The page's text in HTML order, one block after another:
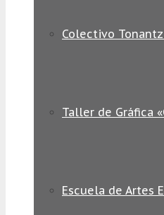
Colectivo
Taller de Gráfica
Escuela de Artes